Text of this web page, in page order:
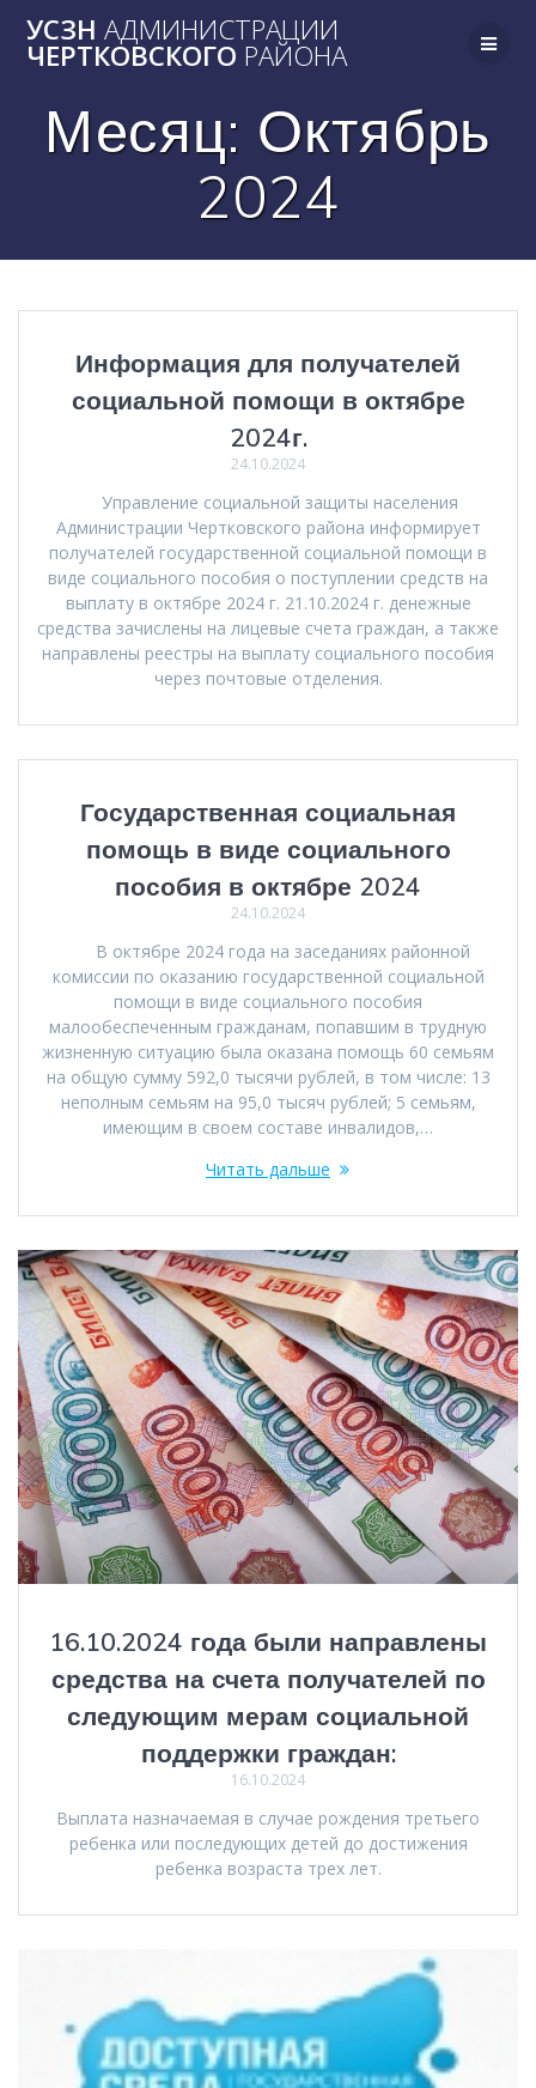
to
content
УСЗН АДМИНИСТРАЦИИ
ЧЕРТКОВСКОГО РАЙОНА
Месяц: Октябрь
2024
Информация для получателей
социальной помощи в октябре
2024г.
24.10.2024
Управление социальной защиты населения
Администрации Чертковского района информирует
получателей государственной социальной помощи в
виде социального пособия о поступлении средств на
выплату в октябре 2024 г. 21.10.2024 г. денежные
средства зачислены на лицевые счета граждан, а также
направлены реестры на выплату социального пособия
через почтовые отделения.
Государственная социальная
помощь в виде социального
пособия в октябре 2024
24.10.2024
В октябре 2024 года на заседаниях районной
комиссии по оказанию государственной социальной
помощи в виде социального пособия
малообеспеченным гражданам, попавшим в трудную
жизненную ситуацию была оказана помощь 60 семьям
на общую сумму 592,0 тысячи рублей, в том числе: 13
неполным семьям на 95,0 тысяч рублей; 5 семьям,
имеющим в своем составе инвалидов,…
Читать дальше
16.10.2024 года были направлены
средства на счета получателей по
следующим мерам социальной
поддержки граждан:
16.10.2024
Выплата назначаемая в случае рождения третьего
ребенка или последующих детей до достижения
ребенка возраста трех лет.